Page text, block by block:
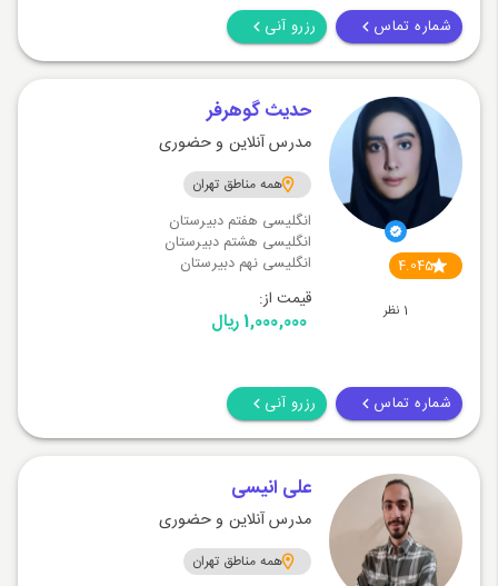
شماره تماس رزرو آنی
4.045
1 نظر
حديث گوهرفر
مدرس آنلاین و حضوری
همه مناطق تهران
انگلیسی هفتم دبیرستان
انگلیسی هشتم دبیرستان
انگلیسی نهم دبیرستان
قیمت از:
1,000,000 ریال
شماره تماس رزرو آنی
علی انیسی
مدرس آنلاین و حضوری
همه مناطق تهران